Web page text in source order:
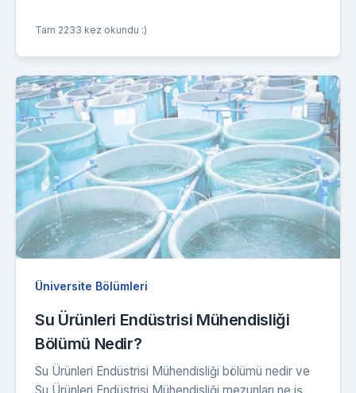
Tam 2233 kez okundu :)
Üniversite Bölümleri
Su Ürünleri Endüstrisi Mühendisliği
Bölümü Nedir?
Su Ürünleri Endüstrisi Mühendisliği bölümü nedir ve
Su Ürünleri Endüstrisi Mühendisliği mezunları ne iş